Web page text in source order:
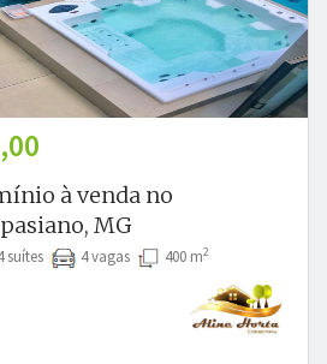
à venda no
MG
suítes 4 vagas 400 m2